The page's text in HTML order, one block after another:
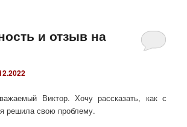
и отзыв на
Виктор. Хочу рассказать, как с
решила свою проблему.